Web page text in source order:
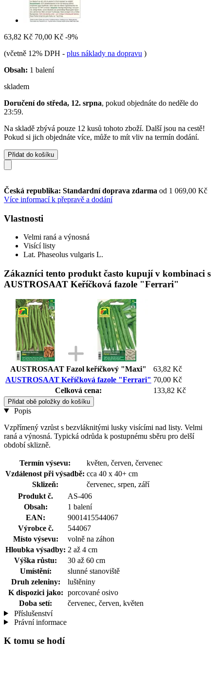
63,82 Kč 70,00 Kč -9%
(včetně 12% DPH - plus náklady na dopravu )
Obsah: 1 balení
skladem
Doručení do středa, 12. srpna, pokud objednáte do neděle do
23:59.
Na skladě zbývá pouze 12 kusů tohoto zboží. Další jsou na cestě!
Pokud si jich objednáte více, může to mít vliv na termín dodání.
Přidat do košíku
Česká republika: Standardní doprava zdarma od 1 069,00 Kč
Více informací k přepravě a dodání
Vlastnosti
Velmi raná a výnosná
Visící listy
Lat. Phaseolus vulgaris L.
Zákazníci tento produkt často kupují v kombinaci s
AUSTROSAAT Keříčková fazole "Ferrari"
AUSTROSAAT Fazol keříčkový "Maxi"
63,82 Kč
AUSTROSAAT Keříčková fazole "Ferrari" 70,00 Kč
Celková cena:
133,82 Kč
Přidat obě položky do košíku
Popis
Vzpřímený vzrůst s bezvláknitými lusky visícími nad listy. Velmi
raná a výnosná. Typická odrůda k postupnému sběru pro delší
období sklizně.
Termín výsevu:
květen, červen, červenec
Vzdálenost při výsadbě: cca 40 x 40+ cm
Sklizeň:
červenec, srpen, září
Produkt č.
AS-406
Obsah:
1 balení
EAN:
9001415544067
Výrobce č.
544067
Místo výsevu:
volně na záhon
Hloubka výsadby: 2 až 4 cm
Výška růstu:
30 až 60 cm
Umístění:
slunné stanoviště
Druh zeleniny:
luštěniny
K dispozici jako: porcované osivo
Doba setí:
červenec, červen, květen
Příslušenství
Právní informace
K tomu se hodí